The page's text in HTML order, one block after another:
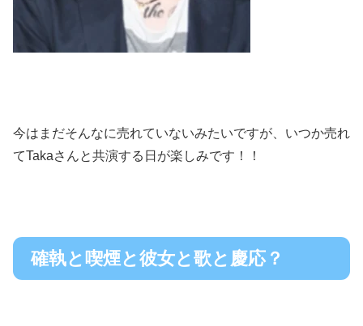
今はまだそんなに売れていないみたいですが、いつか売れ
てTakaさんと共演する日が楽しみです！！
確執と喫煙と彼女と歌と慶応？